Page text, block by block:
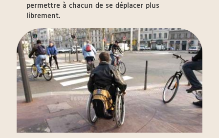
permettre à chacun de se déplacer plus
librement.